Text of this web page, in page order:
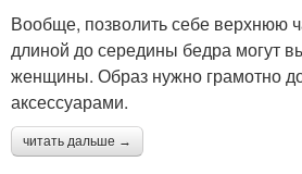
Вообще, позволить себе верхнюю
длиной до середины бедра могут
женщины. Образ нужно грамотно
аксессуарами.
читать дальше →